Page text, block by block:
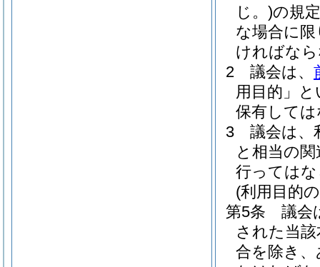
じ。)の規
な場合に
ければな
2
議会は、
用目的」
保有して
3
議会は、
と相当の
行っては
(利用目的
第5条
議会
された当
合を除き